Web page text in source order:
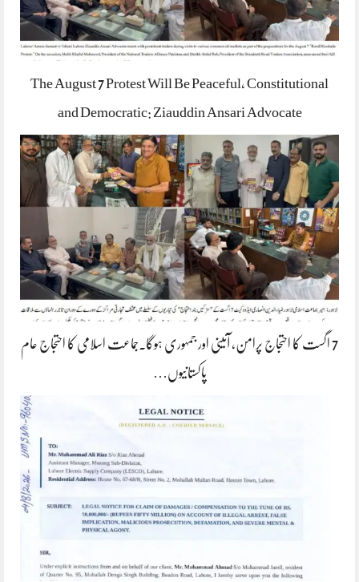
The August 7 Protest Will Be Peaceful, Constitutional
and Democratic: Ziauddin Ansari Advocate
7 اگست کا احتجاج پرامن، آئینی اور جمہوری ہوگا۔جماعت اسلامی کا احتجاج عام
پاکستانیوں…